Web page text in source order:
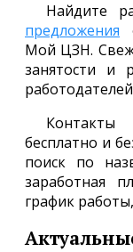
Найдите
предложения
Мой ЦЗН.
занятости и
Контакты
бесплатно и
поиск по
заработная
график